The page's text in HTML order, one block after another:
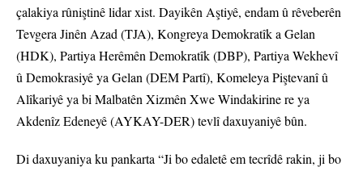
çalakiya rûniştinê lidar xist. Dayikên Aştiyê, endam û rêveberên
Tevgera Jinên Azad (TJA), Kongreya Demokratîk a Gelan
(HDK), Partiya Herêmên Demokratîk (DBP), Partiya Wekhevî
û Demokrasiyê ya Gelan (DEM Partî), Komeleya Piştevanî û
Alîkariyê ya bi Malbatên Xizmên Xwe Windakirine re ya
Akdenîz Edeneyê (AYKAY-DER) tevlî daxuyaniyê bûn.
Di daxuyaniya ku pankarta “Ji bo edaletê em tecrîdê rakin, ji bo